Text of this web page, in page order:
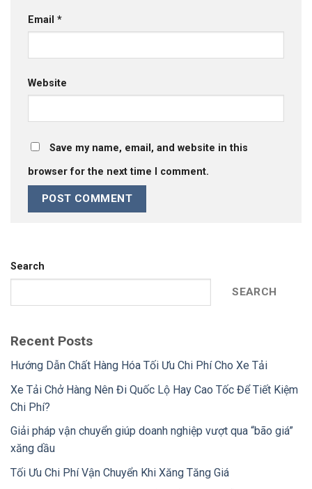
Email *
Website
Save my name, email, and website in this
browser for the next time I comment.
Search
SEARCH
Recent Posts
Hướng Dẫn Chất Hàng Hóa Tối Ưu Chi Phí Cho Xe Tải
Xe Tải Chở Hàng Nên Đi Quốc Lộ Hay Cao Tốc Để Tiết Kiệm
Chi Phí?
Giải pháp vận chuyển giúp doanh nghiệp vượt qua “bão giá”
xăng dầu
Tối Ưu Chi Phí Vận Chuyển Khi Xăng Tăng Giá